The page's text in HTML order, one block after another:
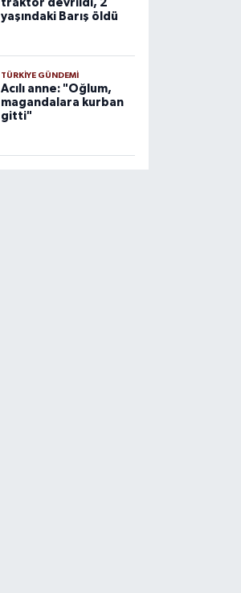
traktör devrildi, 2
yaşındaki Barış öldü
TÜRKIYE GÜNDEMI
Acılı anne: "Oğlum,
magandalara kurban
gitti"